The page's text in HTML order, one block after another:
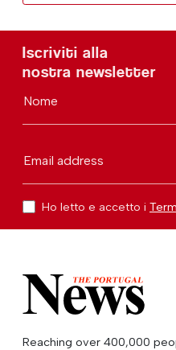
Iscriviti alla
nostra newsletter
Nome
Email address
Ho letto e accetto i
Reaching over 400,000